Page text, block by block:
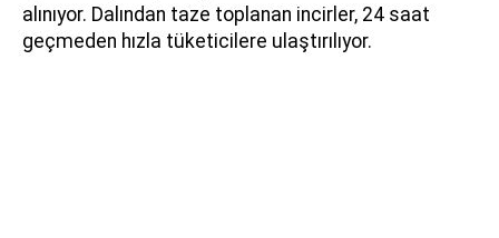
alınıyor. Dalından taze toplanan incirler, 24 saat
geçmeden hızla tüketicilere ulaştırılıyor.